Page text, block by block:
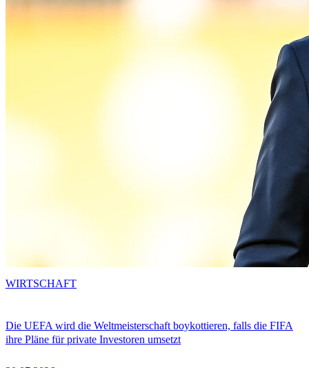
Die UEFA wird die Weltmeisterschaft boykottieren, falls die FIFA
ihre Pläne für private Investoren umsetzt
WIRTSCHAFT